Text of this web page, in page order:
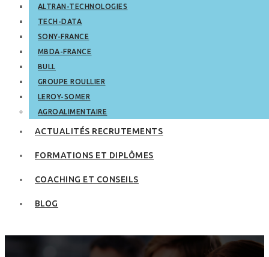
ALTRAN-TECHNOLOGIES
TECH-DATA
SONY-FRANCE
MBDA-FRANCE
BULL
GROUPE ROULLIER
LEROY-SOMER
AGROALIMENTAIRE
ACTUALITÉS RECRUTEMENTS
FORMATIONS ET DIPLÔMES
COACHING ET CONSEILS
BLOG